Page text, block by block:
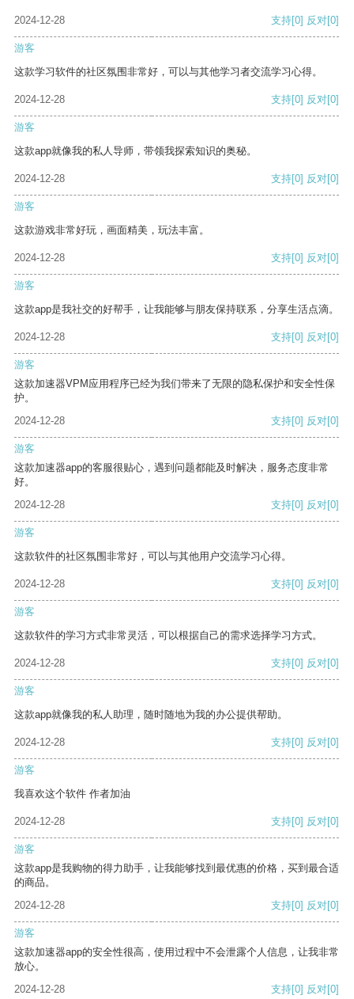
2024-12-28 支持[0] 反对[0]
游客
这款学习软件的社区氛围非常好，可以与其他学习者交流学习心得。
2024-12-28 支持[0] 反对[0]
游客
这款app就像我的私人导师，带领我探索知识的奥秘。
2024-12-28 支持[0] 反对[0]
游客
这款游戏非常好玩，画面精美，玩法丰富。
2024-12-28 支持[0] 反对[0]
游客
这款app是我社交的好帮手，让我能够与朋友保持联系，分享生活点滴。
2024-12-28 支持[0] 反对[0]
游客
这款加速器VPM应用程序已经为我们带来了无限的隐私保护和安全性保
护。
2024-12-28
支持[0] 反对[0]
游客
这款加速器app的客服很贴心，遇到问题都能及时解决，服务态度非常
好。
2024-12-28
支持[0] 反对[0]
游客
这款软件的社区氛围非常好，可以与其他用户交流学习心得。
2024-12-28 支持[0] 反对[0]
游客
这款软件的学习方式非常灵活，可以根据自己的需求选择学习方式。
2024-12-28 支持[0] 反对[0]
游客
这款app就像我的私人助理，随时随地为我的办公提供帮助。
2024-12-28 支持[0] 反对[0]
游客
我喜欢这个软件 作者加油
2024-12-28 支持[0] 反对[0]
游客
这款app是我购物的得力助手，让我能够找到最优惠的价格，买到最合适
的商品。
2024-12-28
支持[0] 反对[0]
游客
这款加速器app的安全性很高，使用过程中不会泄露个人信息，让我非常
放心。
2024-12-28
支持[0] 反对[0]